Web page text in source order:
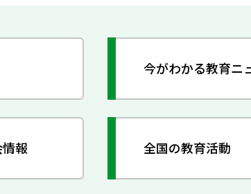
今がわかる教育ニ
報 全国の教育活動